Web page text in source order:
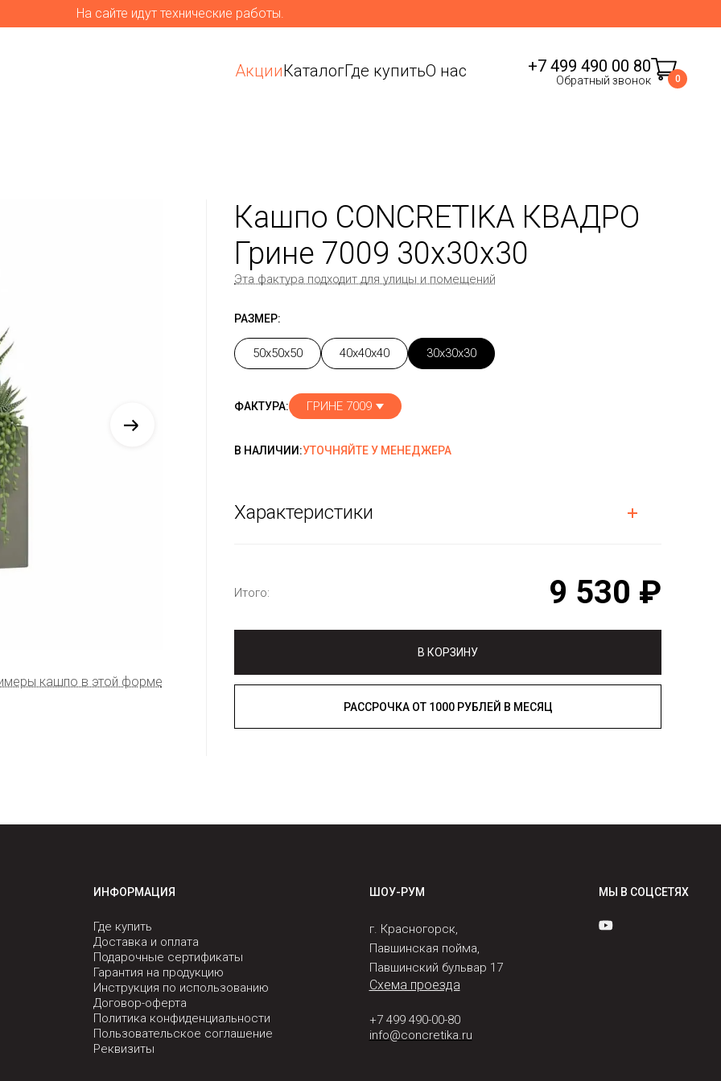
На сайте идут технические работы.
АкцииКаталогГде купитьО нас +7 499 490 00 80
Обратный звонок 0
кашпо в этой форме
Кашпо CONCRETIKA КВАДРО
Грине 7009 30x30x30
Эта фактура подходит для улицы и помещений
РАЗМЕР:
50x50x50 40x40x40 30x30x30
ФАКТУРА: ГРИНЕ 7009
В НАЛИЧИИ:УТОЧНЯЙТЕ У МЕНЕДЖЕРА
Характеристики
Итого: 9 530 ₽
В КОРЗИНУ
РАССРОЧКА ОТ 1000 РУБЛЕЙ В МЕСЯЦ
ИНФОРМАЦИЯ
Где купить
Доставка и оплата
Подарочные сертификаты
Гарантия на продукцию
Инструкция по использованию
Договор-оферта
Политика конфиденциальности
Пользовательское соглашение
Реквизиты
ШОУ-РУМ
г. Красногорск,
Павшинская пойма,
Павшинский бульвар 17
Схема проезда
+7 499 490-00-80
info@concretika.ru
МЫ В СОЦСЕТЯХ